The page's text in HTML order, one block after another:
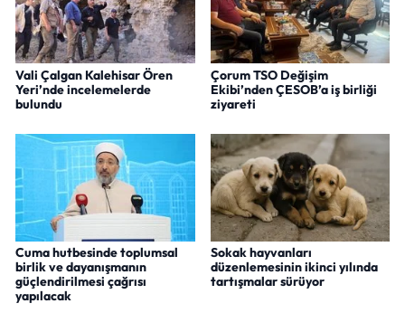
Vali Çalgan Kalehisar Ören
Yeri’nde incelemelerde
bulundu
Çorum TSO Değişim
Ekibi’nden ÇESOB’a iş birliği
ziyareti
Cuma hutbesinde toplumsal
birlik ve dayanışmanın
güçlendirilmesi çağrısı
yapılacak
Sokak hayvanları
düzenlemesinin ikinci yılında
tartışmalar sürüyor